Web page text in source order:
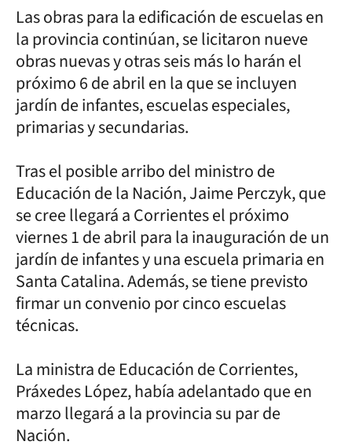
Las obras para la edificación de escuelas en
la provincia continúan, se licitaron nueve
obras nuevas y otras seis más lo harán el
próximo 6 de abril en la que se incluyen
jardín de infantes, escuelas especiales,
primarias y secundarias.
Tras el posible arribo del ministro de
Educación de la Nación, Jaime Perczyk, que
se cree llegará a Corrientes el próximo
viernes 1 de abril para la inauguración de un
jardín de infantes y una escuela primaria en
Santa Catalina. Además, se tiene previsto
firmar un convenio por cinco escuelas
técnicas.
La ministra de Educación de Corrientes,
Práxedes López, había adelantado que en
marzo llegará a la provincia su par de
Nación.